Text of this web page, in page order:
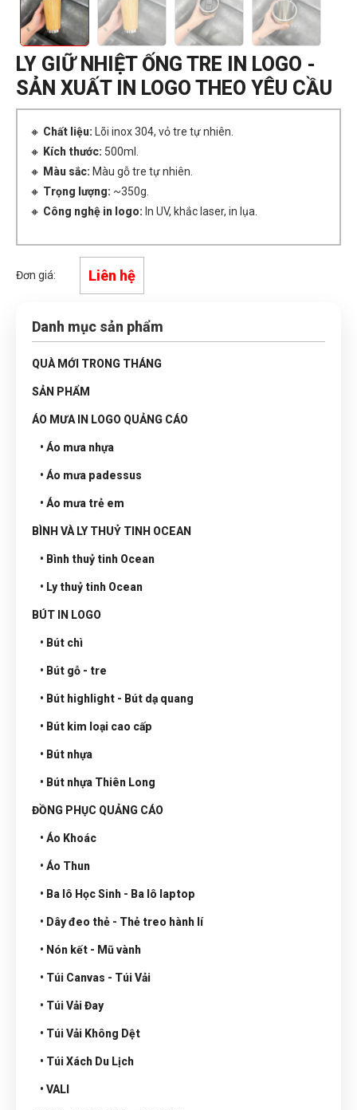
LY GIỮ NHIỆT ỐNG TRE IN LOGO -
SẢN XUẤT IN LOGO THEO YÊU CẦU
🔸 Chất liệu: Lõi inox 304, vỏ tre tự nhiên.
🔸 Kích thước: 500ml.
🔸 Màu sắc: Màu gỗ tre tự nhiên.
🔸 Trọng lượng: ~350g.
🔸 Công nghệ in logo: In UV, khắc laser, in lụa.
Đơn giá: Liên hệ
Danh mục sản phẩm
QUÀ MỚI TRONG THÁNG
SẢN PHẨM
ÁO MƯA IN LOGO QUẢNG CÁO
• Áo mưa nhựa
• Áo mưa padessus
• Áo mưa trẻ em
BÌNH VÀ LY THUỶ TINH OCEAN
• Bình thuỷ tinh Ocean
• Ly thuỷ tinh Ocean
BÚT IN LOGO
• Bút chì
• Bút gỗ - tre
• Bút highlight - Bút dạ quang
• Bút kim loại cao cấp
• Bút nhựa
• Bút nhựa Thiên Long
ĐỒNG PHỤC QUẢNG CÁO
• Áo Khoác
• Áo Thun
• Ba lô Học Sinh - Ba lô laptop
• Dây đeo thẻ - Thẻ treo hành lí
• Nón kết - Mũ vành
• Túi Canvas - Túi Vải
• Túi Vải Đay
• Túi Vải Không Dệt
• Túi Xách Du Lịch
• VALI